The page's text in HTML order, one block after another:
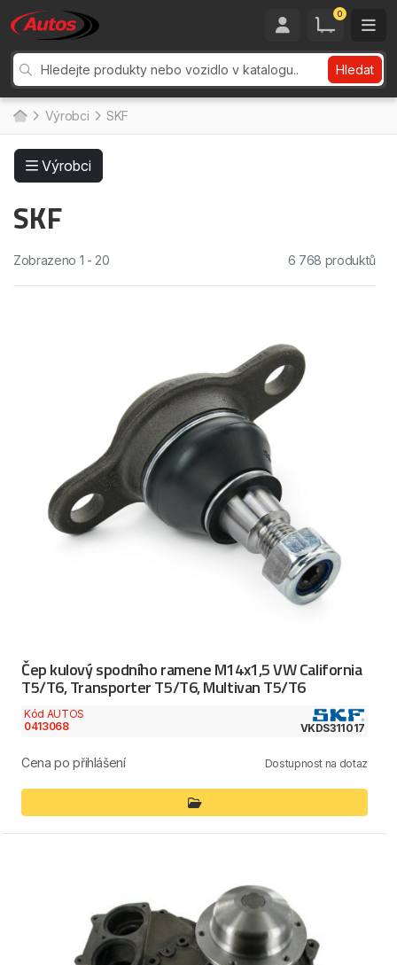
0
Hledat
Výrobci SKF
Výrobci
SKF
Zobrazeno 1 - 20 6 768 produktů
Čep kulový spodního ramene M14x1,5 VW California
T5/T6, Transporter T5/T6, Multivan T5/T6
Kód AUTOS
0413068
VKDS311017
Cena po přihlášení Dostupnost na dotaz